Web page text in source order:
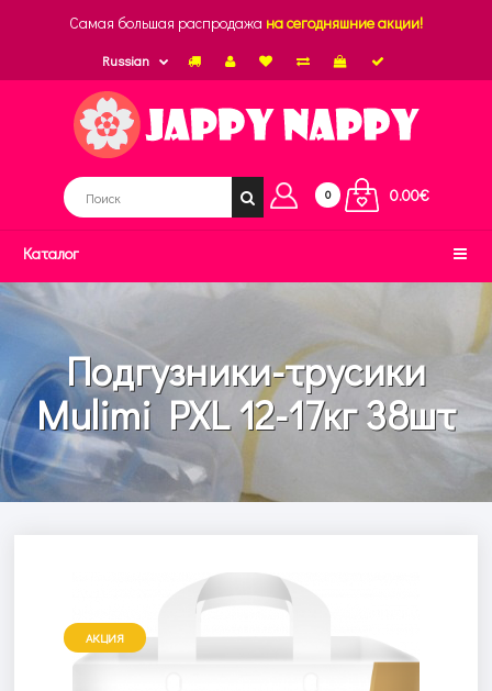
Самая большая распродажа на сегодняшние акции!
Russian
0 0.00€
Каталог
Подгузники-трусики
Mulimi PXL 12-17кг 38шт
АКЦИЯ